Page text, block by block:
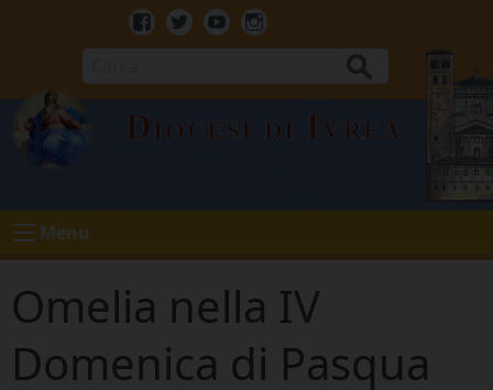
Facebook
TwitterYoutubeInstagram
Diocesi di Ivrea
Menu
Omelia nella IV
Domenica di Pasqua